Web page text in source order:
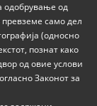
одобрување од
само дел
(односно
познат како
од овие услови
Законот за